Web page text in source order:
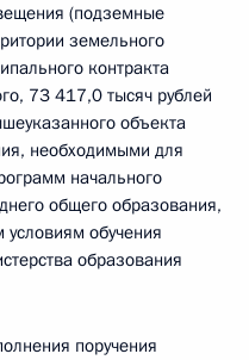
(подземные
земельного
контракта
73 417,0 тысяч рублей
объекта
необходимыми для
начального
общего образования,
обучения
образования
поручения